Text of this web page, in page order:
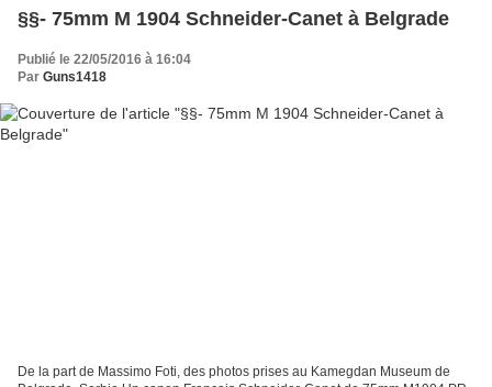
§§- 75mm M 1904 Schneider-Canet à Belgrade
Publié le 22/05/2016 à 16:04
Par Guns1418
De la part de Massimo Foti, des photos prises au Kamegdan Museum de